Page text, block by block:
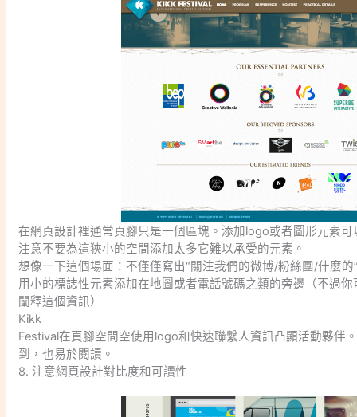
在網頁設計裡通常頁腳只是一個區塊。添加logo或者圖形元素
注意不要為這狹小的空間添加太多它難以承受的元素。
想像一下這個場面：不僅僅寫出“關注我們的微博/粉絲團/什麼
用小的標誌性元素添加在地圖或者電話號碼之類的旁邊（不過
闡釋這個資訊）
Kikk
Festival在頁腳空間空使用logo和快速聯繫人資訊凸顯活動夥
到，也易於閱讀。
8. 注意網頁設計對比度和可讀性